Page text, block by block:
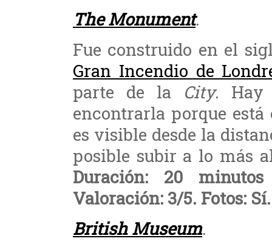
The Monument.
Fue construido en el
Gran Incendio de
parte de la City. Hay
encontrarla porque
es visible desde la
posible subir a lo más
Duración: 20
Valoración: 3/5. Fotos: Sí.
British Museum.